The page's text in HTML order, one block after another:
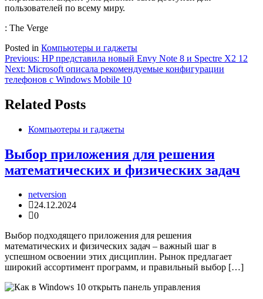
пользователей по всему миру.
: The Verge
Posted in Компьютеры и гаджеты
Навигация
по
Previous: HP представила новый Envy Note 8 и Spectre X2 12
Next: Microsoft описала рекомендуемые конфигурации
телефонов с Windows Mobile 10
Related Posts
Компьютеры и гаджеты
Выбор приложения для решения
математических и физических задач
netversion
24.12.2024
0
Выбор подходящего приложения для решения
математических и физических задач – важный шаг в
успешном освоении этих дисциплин. Рынок предлагает
широкий ассортимент программ, и правильный выбор […]